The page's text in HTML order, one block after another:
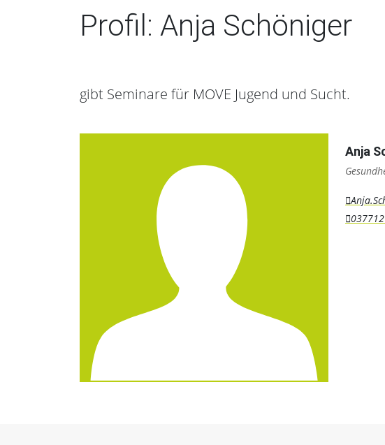
Profil: Anja Schöniger
gibt Seminare für MOVE Jugend und Sucht.
Anja